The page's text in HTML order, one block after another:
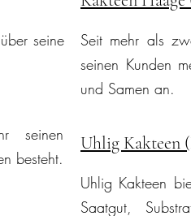
seine
seinen
besteht.
Seit mehr als
seinen Kunden
und Samen an.
Uhlig Kakteen
Uhlig Kakteen
Saatgut,